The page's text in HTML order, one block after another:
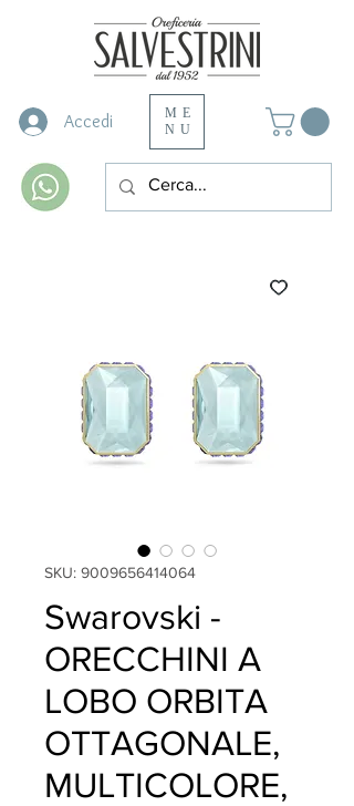
Accedi
ME
NU
SKU: 9009656414064
Swarovski -
ORECCHINI A
LOBO ORBITA
OTTAGONALE,
MULTICOLORE,